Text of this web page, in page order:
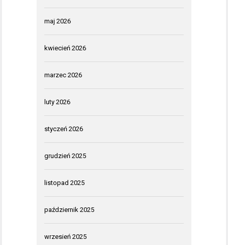
maj 2026
kwiecień 2026
marzec 2026
luty 2026
styczeń 2026
grudzień 2025
listopad 2025
październik 2025
wrzesień 2025